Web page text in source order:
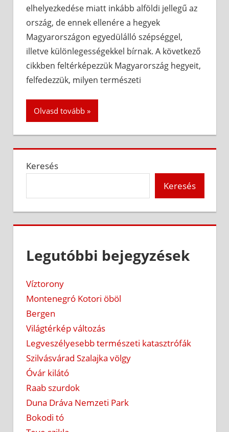
elhelyezkedése miatt inkább alföldi jellegű az
ország, de ennek ellenére a hegyek
Magyarországon egyedülálló szépséggel,
illetve különlegességekkel bírnak. A következő
cikkben feltérképezzük Magyarország hegyeit,
felfedezzük, milyen természeti
Olvasd tovább
Keresés
Keresés
Legutóbbi bejegyzések
Víztorony
Montenegró Kotori öböl
Bergen
Világtérkép változás
Legveszélyesebb természeti katasztrófák
Szilvásvárad Szalajka völgy
Óvár kilátó
Raab szurdok
Duna Dráva Nemzeti Park
Bokodi tó